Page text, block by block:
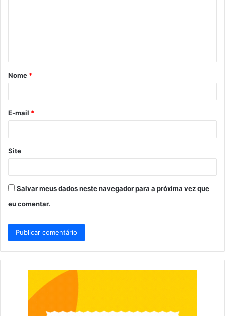
á
r
*
Nome *
E-mail *
Site
Salvar meus dados neste navegador para a próxima vez que
eu comentar.